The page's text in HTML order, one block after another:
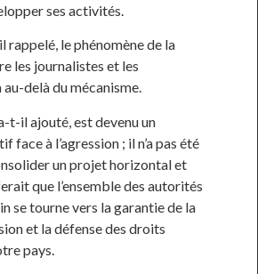
ses activités.
rappelé, le phénomène de la
les journalistes et les
au-delà du mécanisme.
t-il ajouté, est devenu un
face à l’agression ; il n’a pas été
un projet horizontal et
que l’ensemble des autorités
se tourne vers la garantie de la
et la défense des droits
pays.